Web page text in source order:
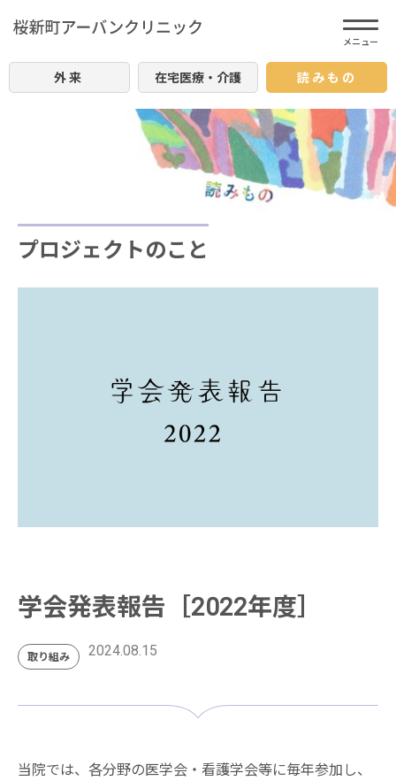
外来 在宅医療・介護 読みもの
プロジェクトのこと
学会発表報告［2022年度］
取り組み 2024.08.15
当院では、各分野の医学会・看護学会等に毎年参加し、